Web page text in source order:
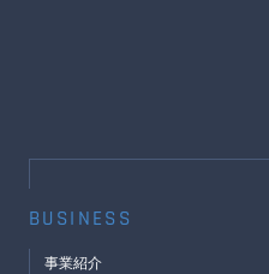
BUSINESS
事業紹介